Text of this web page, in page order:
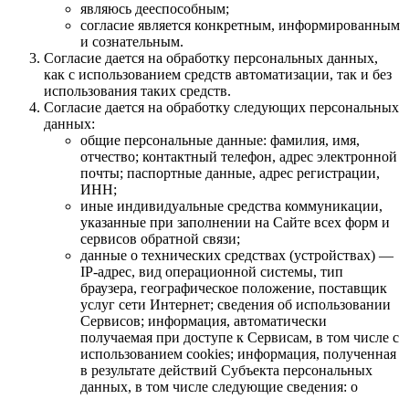
являюсь дееспособным;
согласие является конкретным, информированным
и сознательным.
Согласие дается на обработку персональных данных,
как с использованием средств автоматизации, так и без
использования таких средств.
Согласие дается на обработку следующих персональных
данных:
общие персональные данные: фамилия, имя,
отчество; контактный телефон, адрес электронной
почты; паспортные данные, адрес регистрации,
ИНН;
иные индивидуальные средства коммуникации,
указанные при заполнении на Сайте всех форм и
сервисов обратной связи;
данные о технических средствах (устройствах) —
IP-адрес, вид операционной системы, тип
браузера, географическое положение, поставщик
услуг сети Интернет; сведения об использовании
Сервисов; информация, автоматически
получаемая при доступе к Сервисам, в том числе с
использованием cookies; информация, полученная
в результате действий Субъекта персональных
данных, в том числе следующие сведения: о